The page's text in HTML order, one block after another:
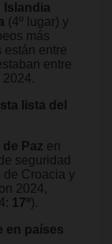
Islandia
(4º lugar) y
más
están entre
entre
2024.
lista del
de Paz en
seguridad
de Croacia y
2024,
17º).
en países